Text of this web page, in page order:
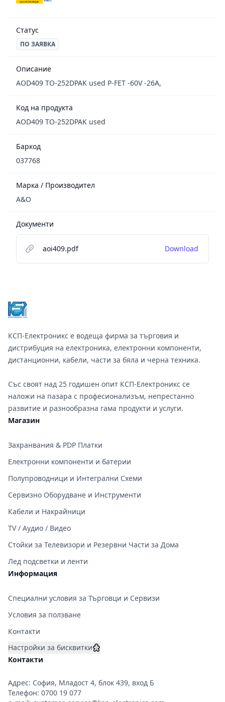
Статус
ПО ЗАЯВКА
Описание
AOD409 TO-252DPAK used P-FET -60V -26A,
Код на продукта
AOD409 TO-252DPAK used
Баркод
037768
Марка / Производител
A&O
Документи
aoi409.pdf Download
КСП-Електроникс е водеща фирма за търговия и
дистрибуция на електроника, електронни компоненти,
дистанционни, кабели, части за бяла и черна техника.
Със своят над 25 годишен опит КСП-Електроникс се
наложи на пазара с професионализъм, непрестанно
развитие и разнообразна гама продукти и услуги.
Магазин
Захранвания & PDP Платки
Електронни компоненти и батерии
Полупроводници и Интегрални Схеми
Сервизно Оборудване и Инструменти
Кабели и Накрайници
TV / Аудио / Видео
Стойки за Телевизори и Резервни Части за Дома
Лед подсветки и ленти
Информация
Специални условия за Търговци и Сервизи
Условия за ползване
Контакти
Настройки за бисквитки
Контакти
Адрес: София, Младост 4, блок 439, вход Б
Телефон: 0700 19 077